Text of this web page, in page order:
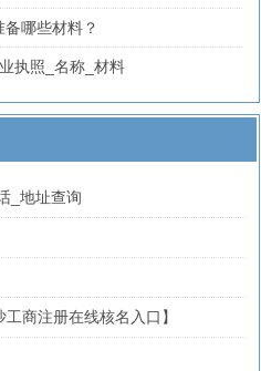
哪些材料？
执照_名称_材料
_地址查询
商注册在线核名入口】